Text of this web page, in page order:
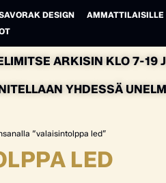
DESIGN AMMATTILAISILLE
ARKISIN KLO 7-19
YHDESSÄ
“valaisintolppa led”
LED